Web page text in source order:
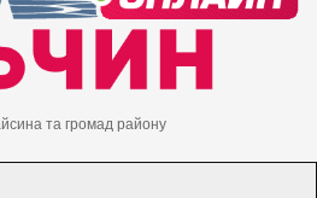
та громад району